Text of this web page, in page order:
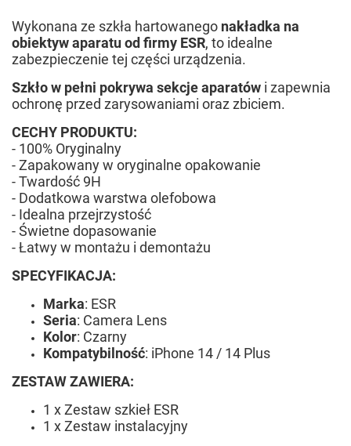
Wykonana ze szkła hartowanego nakładka na
obiektyw aparatu od firmy ESR, to idealne
zabezpieczenie tej części urządzenia.
Szkło w pełni pokrywa sekcje aparatów i zapewnia
ochronę przed zarysowaniami oraz zbiciem.
CECHY PRODUKTU:
- 100% Oryginalny
- Zapakowany w oryginalne opakowanie
- Twardość 9H
- Dodatkowa warstwa olefobowa
- Idealna przejrzystość
- Świetne dopasowanie
- Łatwy w montażu i demontażu
SPECYFIKACJA:
Marka: ESR
Seria: Camera Lens
Kolor: Czarny
Kompatybilność: iPhone 14 / 14 Plus
ZESTAW ZAWIERA:
1 x Zestaw szkieł ESR
1 x Zestaw instalacyjny